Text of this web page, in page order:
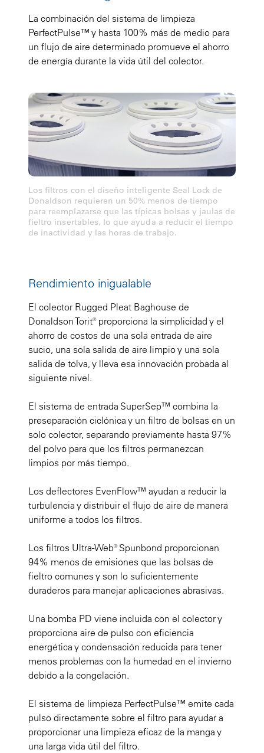
La combinación del sistema de limpieza
PerfectPulse™ y hasta 100% más de medio para
un flujo de aire determinado promueve el ahorro
de energía durante la vida útil del colector.
Los filtros con el diseño inteligente Seal Lock de
Donaldson requieren un 50% menos de tiempo
para reemplazarse que las típicas bolsas y jaulas de
fieltro insertables, lo que ayuda a reducir el tiempo
de inactividad y las horas de trabajo.
Rendimiento inigualable
El colector Rugged Pleat Baghouse de
Donaldson Torit® proporciona la simplicidad y el
ahorro de costos de una sola entrada de aire
sucio, una sola salida de aire limpio y una sola
salida de tolva, y lleva esa innovación probada al
siguiente nivel.
El sistema de entrada SuperSep™ combina la
preseparación ciclónica y un filtro de bolsas en un
solo colector, separando previamente hasta 97%
del polvo para que los filtros permanezcan
limpios por más tiempo.
Los deflectores EvenFlow™ ayudan a reducir la
turbulencia y distribuir el flujo de aire de manera
uniforme a todos los filtros.
Los filtros Ultra-Web® Spunbond proporcionan
94% menos de emisiones que las bolsas de
fieltro comunes y son lo suficientemente
duraderos para manejar aplicaciones abrasivas.
Una bomba PD viene incluida con el colector y
proporciona aire de pulso con eficiencia
energética y condensación reducida para tener
menos problemas con la humedad en el invierno
debido a la congelación.
El sistema de limpieza PerfectPulse™ emite cada
pulso directamente sobre el filtro para ayudar a
proporcionar una limpieza eficaz de la manga y
una larga vida útil del filtro.